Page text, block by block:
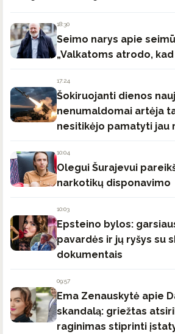
18:30
Seimo narys apie
„Valkatoms atrodo,
17:24
Šokiruojanti dienos
nenumaldomai artėja
nesitikėjo pamatyti jau
10:04
Olegui Šurajevui
narkotikų disponavimo
10:03
Epsteino bylos:
pavardės ir jų ryšys su
dokumentais
09:57
Ema Zenauskytė apie
skandalą: griežtas
raginimas stiprinti